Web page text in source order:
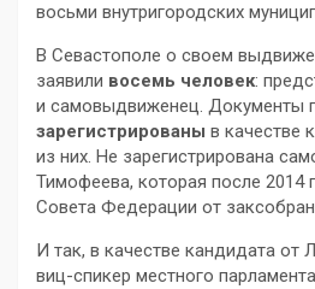
восьми внутригородских
В Севастополе о своем
заявили восемь человек:
и самовыдвиженец. Документы
зарегистрированы в качестве
из них. Не зарегистрирована
Тимофеева, которая после 2014
Совета Федерации от
И так, в качестве кандидата от
виц-спикер местного парламента